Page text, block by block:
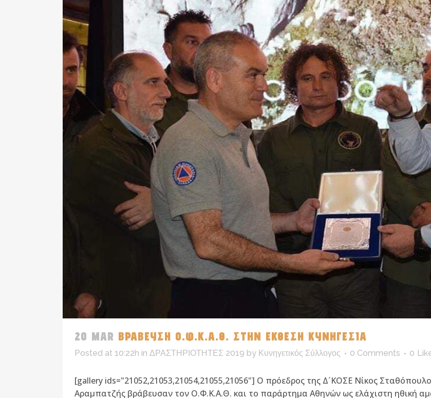
20 MAR ΒΡΑΒΕΥΣΗ Ο.Φ.Κ.Α.Θ. ΣΤΗΝ ΕΚΘΕΣΗ ΚΥΝΗΓΕΣΙΑ
Posted at 10:22h in ΔΡΑΣΤΗΡΙΟΤΗΤΕΣ 2019 by Κυνηγετικός Σύλλογος 0 Comments 0
[gallery ids="21052,21053,21054,21055,21056"] Ο πρόεδρος της Δ´ΚΟΣΕ Νίκος
Αραμπατζής βράβευσαν τον Ο.Φ.Κ.Α.Θ. και το παράρτημα Αθηνών ως ελάχιστη ηθική